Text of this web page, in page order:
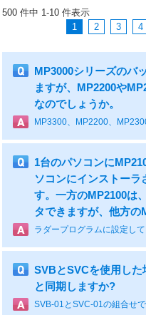
500 件中 1-10 件表示
1
2 3 4
MP3000シリーズのバ
ますが、MP2200や
なのでしょうか。
1台のパソコンに
ソコンにインストーラ
す。一方のMP2100は
タできますが、他方の
SVBとSVCを使用し
と同期しますか?